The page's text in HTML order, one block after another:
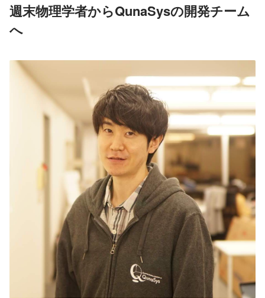
週末物理学者からQunaSysの開発チーム
へ